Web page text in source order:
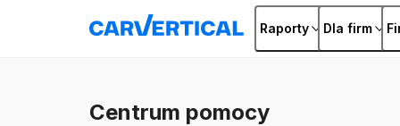
Raporty Dla firm
Centrum pomocy